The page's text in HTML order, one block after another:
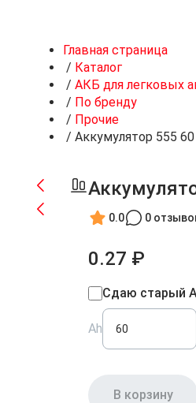
Главная страница
/ Каталог
/ АКБ для легковых
/ По бренду
/ Прочие
/ Аккумулятор 555
0.0 0
0.27 ₽
Сдаю старый
Ah
В корзину